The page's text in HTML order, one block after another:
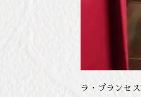
ラ・プランセ